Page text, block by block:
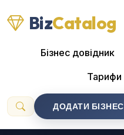
BizCatalog
Бізнес довідник
Тарифи
ДОДАТИ БІЗНЕС